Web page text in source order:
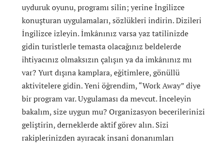
uyduruk oyunu, programı silin; yerine İngilizce
konuşturan uygulamaları, sözlükleri indirin. Dizileri
İngilizce izleyin. İmkânınız varsa yaz tatilinizde
gidin turistlerle temasta olacağınız beldelerde
ihtiyacınız olmaksızın çalışın ya da imkânınız mı
var? Yurt dışına kamplara, eğitimlere, gönüllü
aktivitelere gidin. Yeni öğrendim, “Work Away” diye
bir program var. Uygulaması da mevcut. İnceleyin
bakalım, size uygun mu? Organizasyon becerilerinizi
geliştirin, derneklerde aktif görev alın. Sizi
rakiplerinizden ayıracak insani donanımları